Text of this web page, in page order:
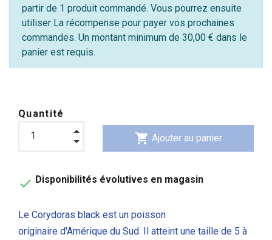
partir de 1 produit commandé. Vous pourrez ensuite
utiliser La récompense pour payer vos prochaines
commandes. Un montant minimum de 30,00 € dans le
panier est requis.
Quantité
shopping_cart Ajouter au panier
 Disponibilités évolutives en magasin
Le Corydoras black est un poisson
originaire d'Amérique du Sud. Il atteint une taille de 5 à